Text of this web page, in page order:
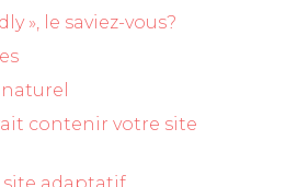
», le saviez-vous?
contenir votre site